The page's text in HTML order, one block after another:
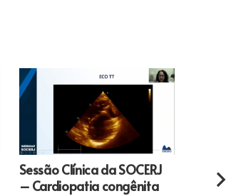
Sessão Clínica da SOCERJ
– Cardiopatia congênita
05/